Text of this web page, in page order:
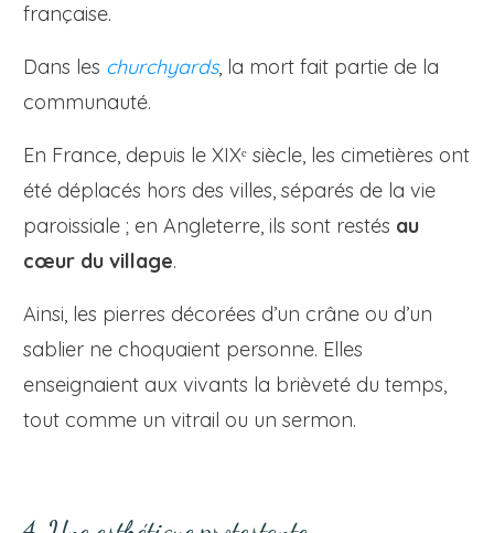
française.
Dans les churchyards, la mort fait partie de la
communauté.
En France, depuis le XIXᵉ siècle, les cimetières ont
été déplacés hors des villes, séparés de la vie
paroissiale ; en Angleterre, ils sont restés au
cœur du village.
Ainsi, les pierres décorées d’un crâne ou d’un
sablier ne choquaient personne. Elles
enseignaient aux vivants la brièveté du temps,
tout comme un vitrail ou un sermon.